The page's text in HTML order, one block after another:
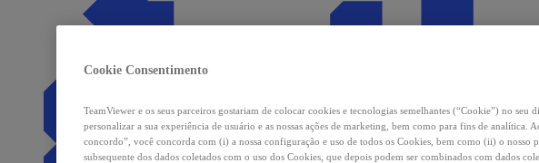
Cookie Consentimento
TeamViewer e os seus parceiros gostariam de colocar cookies e tecnologias semelhantes (“Cookie”) no seu
personalizar a sua experiência de usuário e as nossas ações de marketing, bem como para fins de analítica.
concordo”, você concorda com (i) a nossa configuração e uso de todos os Cookies, bem como (ii) o nosso
subsequente dos dados coletados com o uso dos Cookies, que depois podem ser combinados com dados